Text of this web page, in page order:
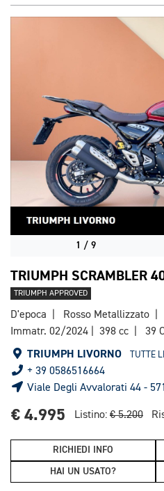
1 / 9
TRIUMPH SCRAMBLER
TRIUMPH APPROVED
D'epoca Rosso Metallizzato
Immatr. 02/2024
398 cc 39
TRIUMPH LIVORNO TUTTE
+ 39 0586516664
Viale Degli Avvalorati 44 -
€ 4.995 Listino: € 5.200
RICHIEDI INFO
HAI UN USATO?